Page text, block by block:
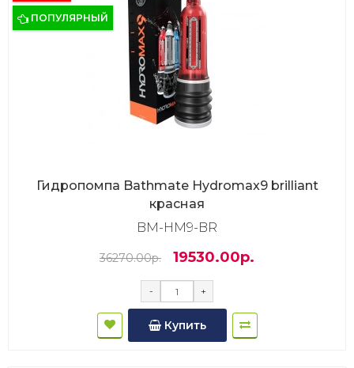
ПОПУЛЯРНЫЙ
Гидропомпа Bathmate Hydromax9 brilliant
красная
BM-HM9-BR
36270.00р. 19530.00р.
- +
Купить